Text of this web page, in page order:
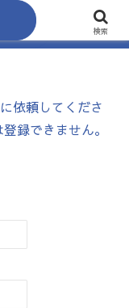
依頼してくださ
録できません。
検索